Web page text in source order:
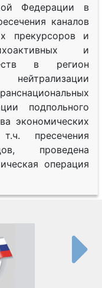
Федерации в
каналов
прекурсоров и
и
в регион
подпольного
экономических
пресечения
проведена
операция